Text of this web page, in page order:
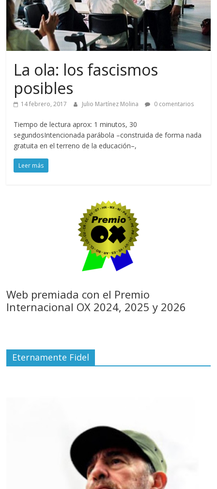
La ola: los fascismos
posibles
14 febrero, 2017 Julio Martínez Molina 0 comentarios
Tiempo de lectura aprox: 1 minutos, 30
segundosIntencionada parábola –construida de forma nada
gratuita en el terreno de la educación–,
Leer más
Web premiada con el Premio
Internacional OX 2024, 2025 y 2026
Eternamente Fidel